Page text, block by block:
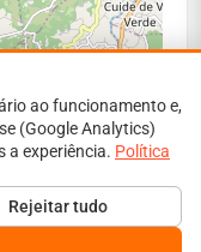
contributors
Isócronas:
ao funcionamento e,
(Google Analytics)
a experiência. Política
Rejeitar tudo